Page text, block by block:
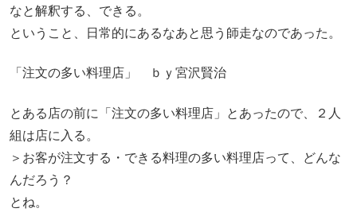
なと解釈する、できる。
ということ、日常的にあるなあと思う師走なのであった。
「注文の多い料理店」 ｂｙ宮沢賢治
とある店の前に「注文の多い料理店」とあったので、２人
組は店に入る。
＞お客が注文する・できる料理の多い料理店って、どんな
んだろう？
とね。